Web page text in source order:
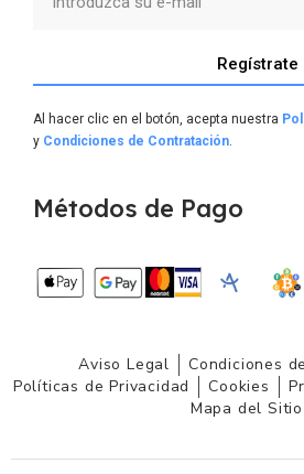
Regístrate
Al hacer clic en el botón, acepta nuestra
y Condiciones de Contratación.
Métodos de Pago
Aviso Legal
Condiciones
Políticas de Privacidad
Cookies
Mapa del Sitio